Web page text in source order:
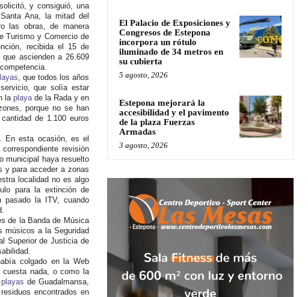
y consiguió, una
Ana, la mitad del
las obras, de manera
Turismo y Comercio de
recibida el 15 de
ascienden a 26.609
, que todos los años
que solía estar
laplayade la Rada y en
porque no se han
de 1.100 euros
En esta ocasión, es el
revisión
municipal haya resuelto
y para acceder a zonas
localidad no es algo
para la extinción de
pasado la ITV, cuando
de la Banda de Música
músicos a la Seguridad
Superior de Justicia de
colgado en la Web
cuesta nada, o como la
playas de Guadalmansa,
encontrados en
El Palacio de Exposiciones y
Congresos de Estepona
incorpora un rótulo
iluminado de 34 metros en
su cubierta
5 agosto, 2026
Estepona mejorará la
accesibilidad y el pavimento
de la plaza Fuerzas
Armadas
3 agosto, 2026